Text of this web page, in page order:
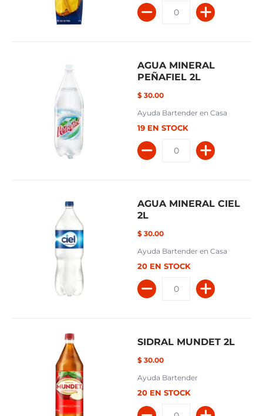
AGUA MINERAL
PEÑAFIEL 2L
$ 30.00
Ayuda Bartender en Casa
19 EN STOCK
AGUA MINERAL CIEL
2L
$ 30.00
Ayuda Bartender en Casa
20 EN STOCK
SIDRAL MUNDET 2L
$ 30.00
Ayuda Bartender
20 EN STOCK